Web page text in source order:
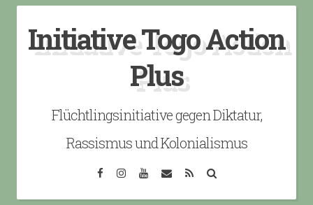
content
Initiative Togo Action
Plus
Flüchtlingsinitiative gegen Diktatur,
Rassismus und Kolonialismus
FacebookInstagramYouTube
EmailRSS